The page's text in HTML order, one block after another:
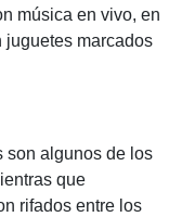
música en vivo, en
juguetes marcados
son algunos de los
que
rifados entre los